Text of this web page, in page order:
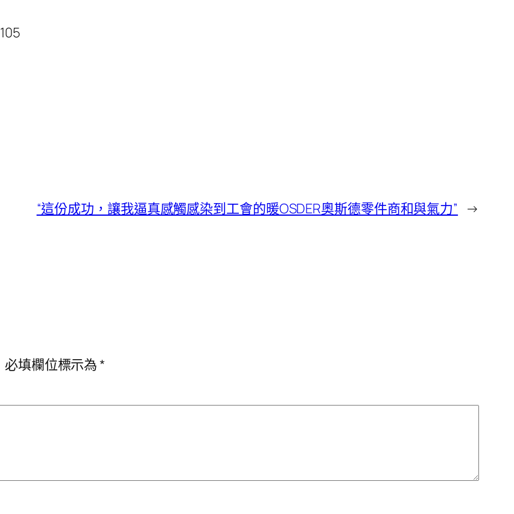
“這份成功，讓我逼真感觸感染到工會的暖OSDER奧斯德零件商和與氣力” →
必填欄位標示為*